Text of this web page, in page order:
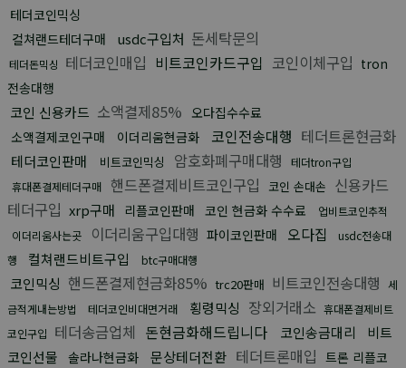
테더코인믹싱
컬쳐랜드테더구매
usdc구입처 돈세탁문의
테더돈믹싱 테더코인매입 비트코인카드구입 코인이체구입 tron
전송대행
코인 신용카드 소액결제85% 오다집수수료
소액결제코인구매
이더리움현금화 코인전송대행 테더트론현금화
테더코인판매 비트코인믹싱 암호화폐구매대행
테더tron구입
휴대폰결제테더구매
핸드폰결제비트코인구입 코인 손대손 신용카드
테더구입 xrp구매 리플코인판매 코인 현금화 수수료
업비트코인추적
이더리움사는곳
이더리움구입대행 파이코인판매 오다집
usdc전송대
행
컬쳐랜드비트구입 btc구매대행
코인믹싱 핸드폰결제현금화85% trc20판매 비트코인전송대행 세
금적게내는방법
테더코인비대면거래 횡령믹싱 장외거래소 휴대폰결제비트
코인구입 테더송금업체 돈현금화해드립니다 코인송금대리
비트
코인선물 솔라나현금화 문상테더전환 테더트론매입 트론 리플코